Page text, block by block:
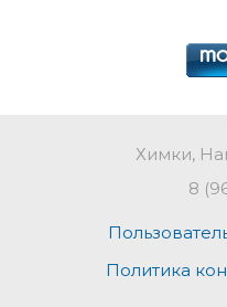
Химки,
8
Политика